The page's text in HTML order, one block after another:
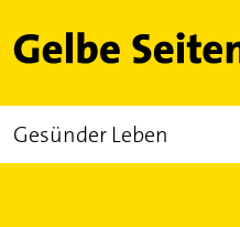
Gelbe Seiten
Gesünder Leben